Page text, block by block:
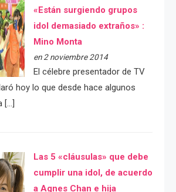
«Están surgiendo grupos
idol demasiado extraños» :
Mino Monta
en 2 noviembre 2014
El célebre presentador de TV
hoy lo que desde hace algunos
[…]
Las 5 «cláusulas» que debe
cumplir una idol, de acuerdo
a Agnes Chan e hija